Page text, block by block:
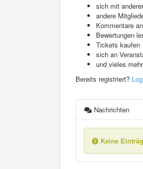
sich mit
andere
Kommentare
Bewertungen
Tickets kaufen
sich an
und vieles
Bereits registriert?
Nachrichten
Keine